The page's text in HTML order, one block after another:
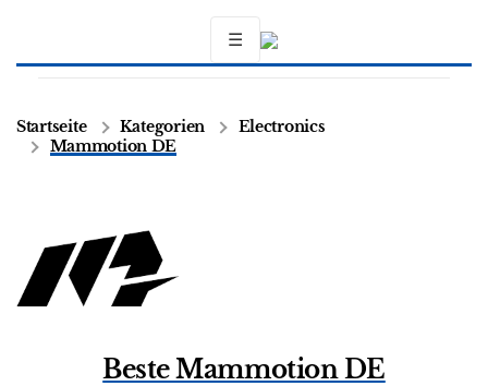
☰
Startseite Kategorien
Electronics
Mammotion DE
Beste Mammotion DE